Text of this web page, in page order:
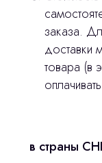
заказа.
доставки
товара (в
в страны
Главная
Продукция
Оплата и доставка